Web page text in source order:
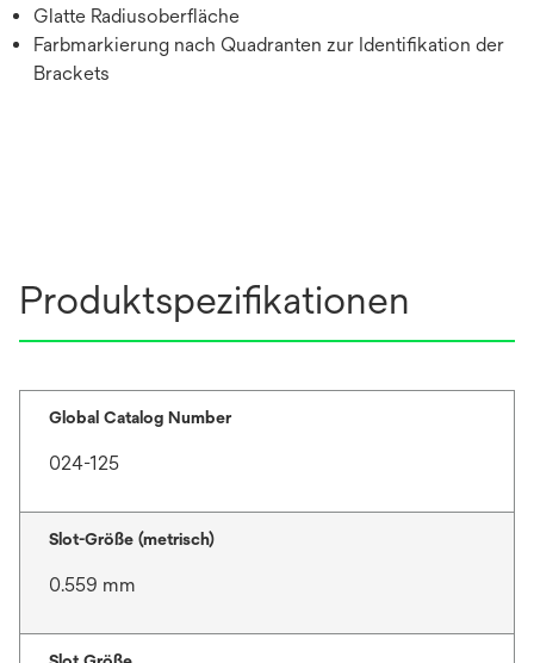
Glatte Radiusoberfläche
Farbmarkierung nach Quadranten zur Identifikation der
Brackets
Produktspezifikationen
Global Catalog Number
024-125
Slot-Größe (metrisch)
0.559 mm